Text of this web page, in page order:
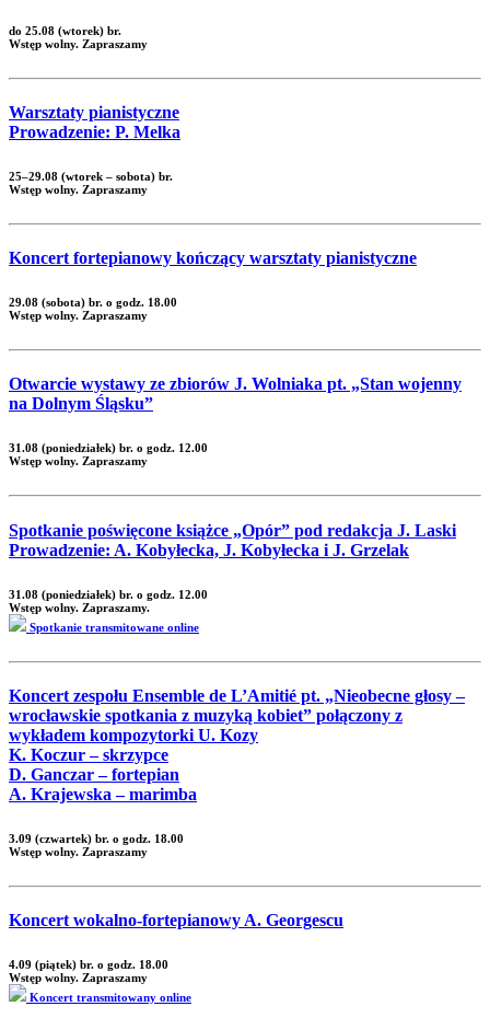
do 25.08 (wtorek) br.
Wstęp wolny. Zapraszamy
Warsztaty pianistyczne
Prowadzenie: P. Melka
25–29.08 (wtorek – sobota) br.
Wstęp wolny. Zapraszamy
Koncert fortepianowy kończący warsztaty pianistyczne
29.08 (sobota) br. o godz. 18.00
Wstęp wolny. Zapraszamy
Otwarcie wystawy ze zbiorów J. Wolniaka pt. „Stan wojenny
na Dolnym Śląsku”
31.08 (poniedziałek) br. o godz. 12.00
Wstęp wolny. Zapraszamy
Spotkanie poświęcone książce „Opór” pod redakcja J. Laski
Prowadzenie: A. Kobyłecka, J. Kobyłecka i J. Grzelak
31.08 (poniedziałek) br. o godz. 12.00
Wstęp wolny. Zapraszamy.
Spotkanie transmitowane online
Koncert zespołu Ensemble de L’Amitié pt. „Nieobecne głosy –
wrocławskie spotkania z muzyką kobiet” połączony z
wykładem kompozytorki U. Kozy
K. Koczur – skrzypce
D. Ganczar – fortepian
A. Krajewska – marimba
3.09 (czwartek) br. o godz. 18.00
Wstęp wolny. Zapraszamy
Koncert wokalno-fortepianowy A. Georgescu
4.09 (piątek) br. o godz. 18.00
Wstęp wolny. Zapraszamy
Koncert transmitowany online